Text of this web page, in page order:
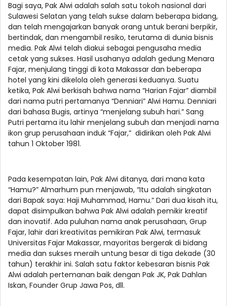
Bagi saya, Pak Alwi adalah salah satu tokoh nasional dari
Sulawesi Selatan yang telah sukse dalam beberapa bidang,
dan telah mengajarkan banyak orang untuk berani berpikir,
bertindak, dan mengambil resiko, terutama di dunia bisnis
media. Pak Alwi telah diakui sebagai pengusaha media
cetak yang sukses. Hasil usahanya adalah gedung Menara
Fajar, menjulang tinggi di kota Makassar dan beberapa
hotel yang kini dikelola oleh generasi keduanya. Suatu
ketika, Pak Alwi berkisah bahwa nama “Harian Fajar” diambil
dari nama putri pertamanya “Denniari” Alwi Hamu. Denniari
dari bahasa Bugis, artinya “menjelang subuh hari.” Sang
Putri pertama itu lahir menjelang subuh dan menjadi nama
ikon grup perusahaan induk “Fajar,” didirikan oleh Pak Alwi
tahun 1 Oktober 1981.
Pada kesempatan lain, Pak Alwi ditanya, dari mana kata
“Hamu?” Almarhum pun menjawab, “Itu adalah singkatan
dari Bapak saya: Haji Muhammad, Hamu.” Dari dua kisah itu,
dapat disimpulkan bahwa Pak Alwi adalah pemikir kreatif
dan inovatif. Ada puluhan nama anak perusahaan, Grup
Fajar, lahir dari kreativitas pemikiran Pak Alwi, termasuk
Universitas Fajar Makassar, mayoritas bergerak di bidang
media dan sukses meraih untung besar di tiga dekade (30
tahun) terakhir ini. Salah satu faktor kebesaran bisnis Pak
Alwi adalah pertemanan baik dengan Pak JK, Pak Dahlan
Iskan, Founder Grup Jawa Pos, dll.